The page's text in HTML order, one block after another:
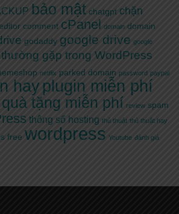
bảo mật chatgpt chặn
comment cPanel domain domain
godaddy google drive google
gặp trong WordPress
netflix parked domain password paypal
hay plugin miễn phí
quà tặng miễn phí review spam
thông số hosting thủ thuật thủ thuật hay
free wordpress Youtube đánh giá